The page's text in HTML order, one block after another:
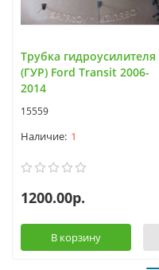
Трубка гидроусилителя
(ГУР) Ford Transit 2006-
2014
15559
1
1200.00р.
В корзину